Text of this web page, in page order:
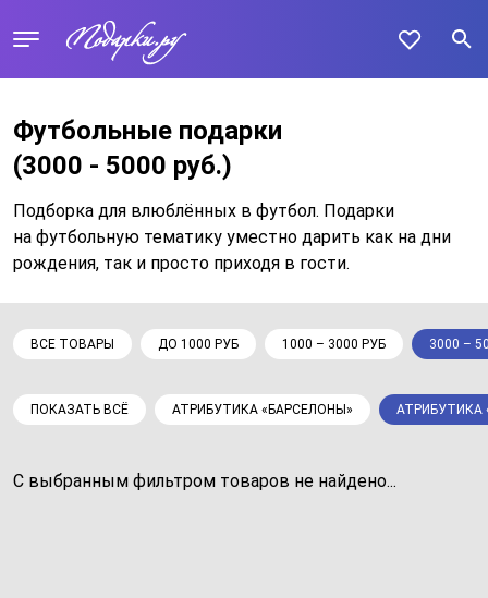
Футбольные подарки
(3000 - 5000 руб.)
Подборка для влюблённых в футбол. Подарки
на футбольную тематику уместно дарить как на дни
рождения, так и просто приходя в гости.
ВСЕ ТОВАРЫ ДО 1000 РУБ 1000 – 3000 РУБ 3000 –
ПОКАЗАТЬ ВСЁ АТРИБУТИКА «БАРСЕЛОНЫ» АТРИБУТИКА
С выбранным фильтром товаров не найдено...